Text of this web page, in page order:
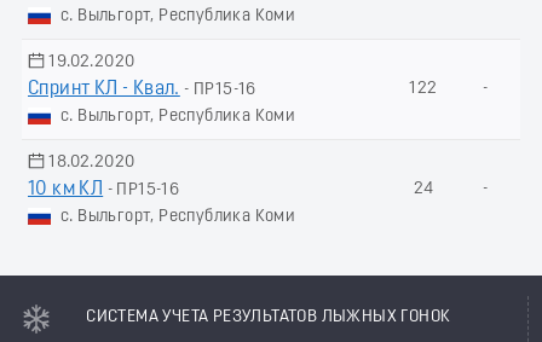
с. Выльгорт, Республика Коми
19.02.2020
Спринт КЛ - Квал. - ПР15-16
с. Выльгорт, Республика Коми
122 -
18.02.2020
10 км КЛ
- ПР15-16
с. Выльгорт, Республика Коми
24 -
СИСТЕМА УЧЕТА РЕЗУЛЬТАТОВ ЛЫЖНЫХ ГОНОК